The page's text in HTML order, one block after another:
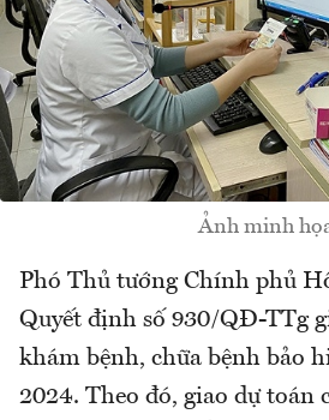
Ảnh minh
Phó Thủ tướng Chính phủ
Quyết định số 930/QĐ-TTg
khám bệnh, chữa bệnh bảo
2024. Theo đó, giao dự toán